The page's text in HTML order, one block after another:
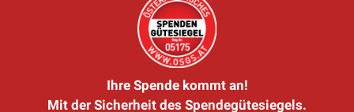
Ihre Spende kommt an!
Mit der Sicherheit des Spendegütesiegels.